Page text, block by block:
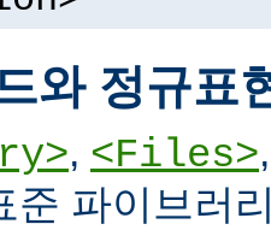
와 정규표
, <Files>
준 파이브러